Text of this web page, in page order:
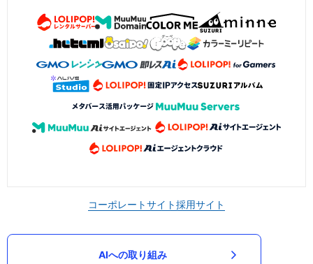
コーポレートサイト採用サイト
AIへの取り組み